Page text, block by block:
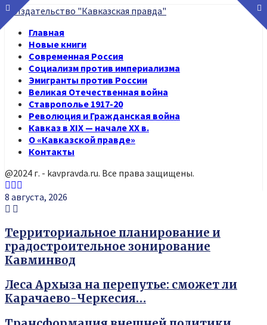
Главная
Новые книги
Современная Россия
Социализм против империализма
Эмигранты против России
Великая Отечественная война
Ставрополье 1917-20
Революция и Гражданская война
Кавказ в XIX — начале XX в.
О «Кавказской правде»
Контакты
@2024 г. - kavpravda.ru. Все права защищены.
Youtube
Vk
8 августа, 2026
Территориальное планирование и
градостроительное зонирование
Кавминвод
Леса Архыза на перепутье: сможет ли
Карачаево-Черкесия…